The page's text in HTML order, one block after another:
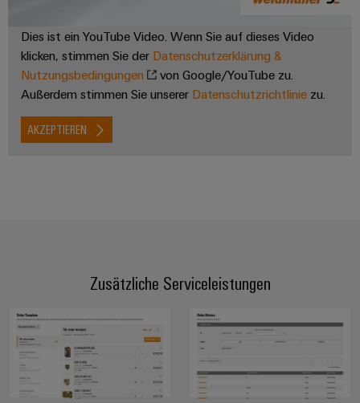
Schienenfahrzeuge
Moderne
und
digitale
für
klimafreundliche
maritime
Wasseraufbereitung
&
Abwasseraufbereitung
Lösungen
&
Leiterplattenklemmen
PCB
Connector
Services
Remote
Access
&
Cloud-
Services
Werkstatt
Zubehör
Werkzeuge
dem Kindel
Unser
neues
Distribution
Center in
Dies ist ein YouTube Video. Wenn Sie auf dieses Video
klicken, stimmen Sie der Datenschutzerklärung &
Nutzungsbedingungen
von Google/YouTube zu.
Außerdem stimmen Sie unserer Datenschutzrichtlinie zu.
AKZEPTIEREN
Zusätzliche Serviceleistungen